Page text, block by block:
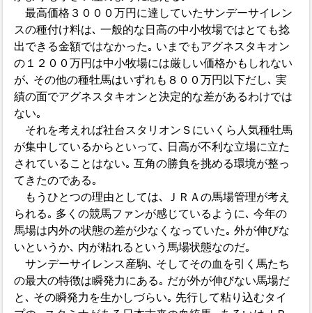
最高価格３０００万円に達していたサンデーサイレン
スの種付け料は､ 一般的な日高の中小牧場ではとても捻
出できる金額ではなかった｡ いまでもアグネスタキオン
の１２００万円は中小牧場には厳しい価格かもしれない
が､ その他の種牡馬はいずれも８００万円以下だし､ 実
績の面でアグネスタキオンと決定的な差があるわけでは
ない｡
それを考えれば社台スタリオンＳにいくら人気種牡馬
が集中しているからといって､ 日高が不利な立場に立た
されていることはない｡ 互角の勝負を挑める環境が整っ
てきたのである｡
もうひとつの理由としては､ ＪＲＡの馬場管理が考え
られる｡ 多くの競馬ファンが感じているように､ 今年の
馬場は内外の状態の差が少なくなっていた｡ 外が伸びな
いというか､ 内が粘れるという馬場状態なのだ｡
サンデーサイレンス産駒､ そしてその血を引く馬たち
の最大の特徴は瞬発力にある｡ だが外が伸びない馬場だ
と､ その瞬発力を生かしづらい｡ 先行して粘り込むタイ